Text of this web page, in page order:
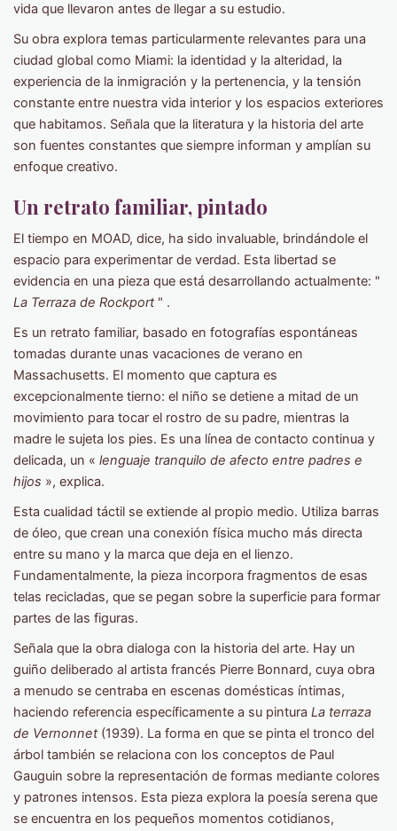
vida que llevaron antes de llegar a su estudio.
Su obra explora temas particularmente relevantes para una
ciudad global como Miami: la identidad y la alteridad, la
experiencia de la inmigración y la pertenencia, y la tensión
constante entre nuestra vida interior y los espacios exteriores
que habitamos. Señala que la literatura y la historia del arte
son fuentes constantes que siempre informan y amplían su
enfoque creativo.
Un retrato familiar, pintado
El tiempo en MOAD, dice, ha sido invaluable, brindándole el
espacio para experimentar de verdad. Esta libertad se
evidencia en una pieza que está desarrollando actualmente: "
La Terraza de Rockport " .
Es un retrato familiar, basado en fotografías espontáneas
tomadas durante unas vacaciones de verano en
Massachusetts. El momento que captura es
excepcionalmente tierno: el niño se detiene a mitad de un
movimiento para tocar el rostro de su padre, mientras la
madre le sujeta los pies. Es una línea de contacto continua y
delicada, un « lenguaje tranquilo de afecto entre padres e
hijos », explica.
Esta cualidad táctil se extiende al propio medio. Utiliza barras
de óleo, que crean una conexión física mucho más directa
entre su mano y la marca que deja en el lienzo.
Fundamentalmente, la pieza incorpora fragmentos de esas
telas recicladas, que se pegan sobre la superficie para formar
partes de las figuras.
Señala que la obra dialoga con la historia del arte. Hay un
guiño deliberado al artista francés Pierre Bonnard, cuya obra
a menudo se centraba en escenas domésticas íntimas,
haciendo referencia específicamente a su pintura La terraza
de Vernonnet (1939). La forma en que se pinta el tronco del
árbol también se relaciona con los conceptos de Paul
Gauguin sobre la representación de formas mediante colores
y patrones intensos. Esta pieza explora la poesía serena que
se encuentra en los pequeños momentos cotidianos,